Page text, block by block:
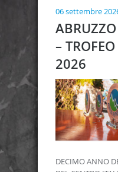
06 settembre
–
2026
DECIMO ANNO